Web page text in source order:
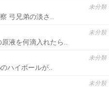
未分類
弓兄弟の淡さ..
未分類
液を何滴入れたら..
未分類
ハイボールが..
未分類